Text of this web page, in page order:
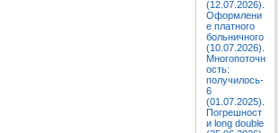
(12.07.2026).
Оформлени
е платного
больничного
(10.07.2026).
Многопоточн
ость:
получилось-
6
(01.07.2025).
Погрешност
и long double